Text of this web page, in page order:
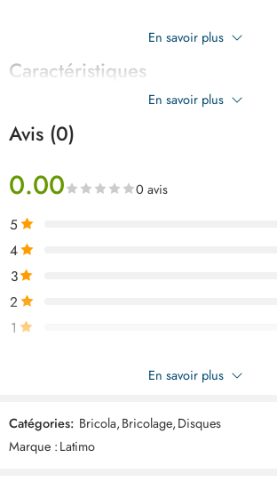
: Plastique résistant, conçu pour
conditions de travail intensives.
Utilisation
En savoir plus
Caractéristiques
En savoir plus
Avis (0)
0.00 0 avis
5
4
3
2
1
Soyez le premier à donner votre avis sur
150mm ART02460”
Commentaires
Il n'y a pas encore de critiques.
En savoir plus
Catégories: Bricola,Bricolage,Disques
Marque :Latimo